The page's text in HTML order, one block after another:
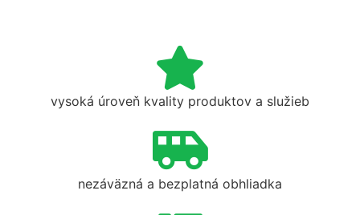
vysoká úroveň kvality produktov a služieb
nezáväzná a bezplatná obhliadka